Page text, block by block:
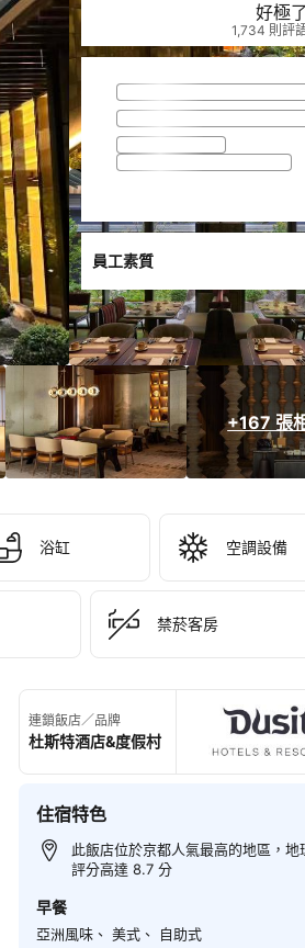
+167 張
好極
1,734 則評
員工素質
浴缸 空調設備
禁菸客房
杜斯特酒店&度假村
連鎖飯店／品牌
住宿特色
此飯店位於京都人氣最高的地區，地
評分高達 8.7 分
早餐
亞洲風味、 美式、 自助式